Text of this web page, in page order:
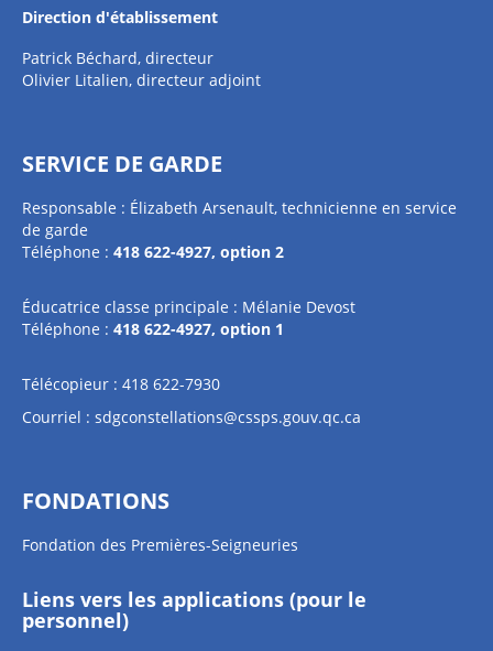
Direction d'établissement
Patrick Béchard, directeur
Olivier Litalien, directeur adjoint
SERVICE DE GARDE
Responsable : Élizabeth Arsenault, technicienne en service
de garde
Téléphone : 418 622-4927, option 2
Éducatrice classe principale : Mélanie Devost
Téléphone : 418 622-4927, option 1
Télécopieur : 418 622-7930
Courriel : sdgconstellations@cssps.gouv.qc.ca
FONDATIONS
Fondation des Premières-Seigneuries
Liens vers les applications (pour le
personnel)